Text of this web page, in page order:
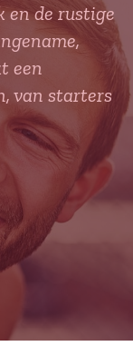
en de rustige
een
van starters